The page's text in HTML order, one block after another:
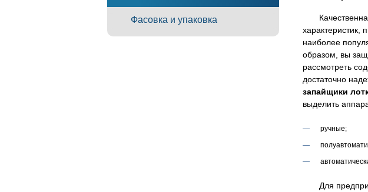
Фасовка и упаковка
характеристик,
наиболее
образом, вы
рассмотреть
достаточно
запайщики
выделить
ручные;
Для